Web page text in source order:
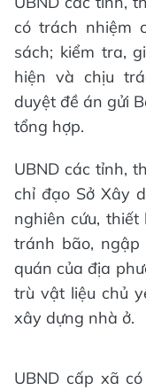
có trách nhiệm
sách; kiểm tra,
hiện và chịu
duyệt đề án gửi
tổng hợp.
UBND các tỉnh,
chỉ đạo Sở Xây
nghiên cứu,
tránh bão,
quán của địa
trù vật liệu chủ
xây dựng nhà ở.
UBND cấp xã